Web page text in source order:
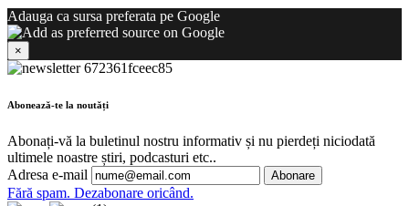
Adauga ca sursa preferata pe Google
×
Abonează-te la noutăți
Abonați-vă la buletinul nostru informativ și nu pierdeți niciodată
ultimele noastre știri, podcasturi etc..
Adresa e-mail
Fără spam. Dezabonare oricând.